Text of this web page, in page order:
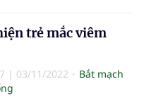
trẻ mắc viêm
| 03/11/2022
Bắt mạch